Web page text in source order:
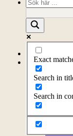
Exact
Search in
Search in
Startsida
Om föreningen
Styrelsen
Litteratur